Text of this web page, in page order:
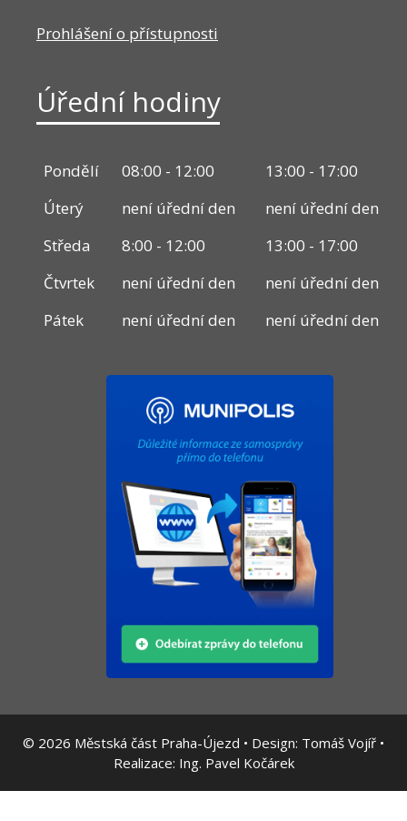
Prohlášení o přístupnosti
Úřední hodiny
Pondělí 08:00 - 12:00
13:00 - 17:00
Úterý
není úřední den
není úřední den
Středa
8:00 - 12:00
13:00 - 17:00
Čtvrtek
není úřední den
není úřední den
Pátek
není úřední den není úřední den
© 2026 Městská část Praha-Újezd • Design: Tomáš Vojíř •
Realizace: Ing. Pavel Kočárek